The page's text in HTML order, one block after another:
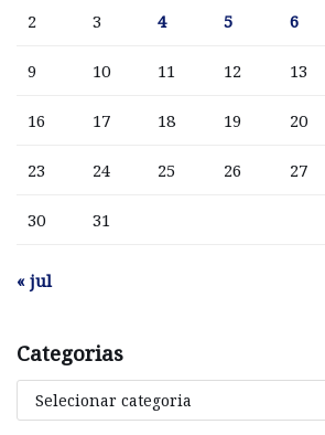
2 3 4 5 6
9 10 11 12 13
16 17 18 19 20
23 24 25 26 27
30 31
« jul
Categorias